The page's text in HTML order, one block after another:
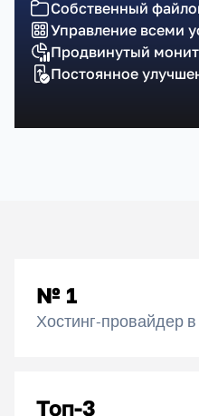
Собственный
Управление всеми
Продвинутый
Постоянное
№ 1
Хостинг-провайдер
Топ-3